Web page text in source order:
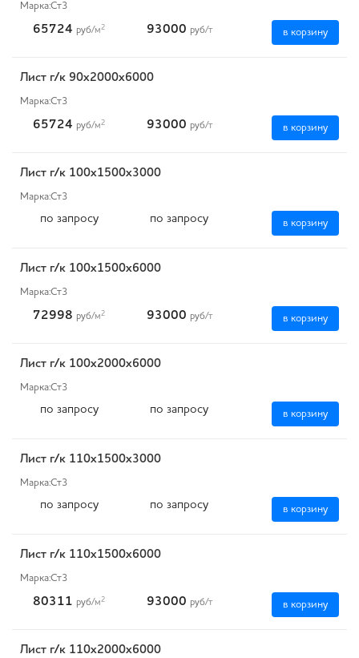
Марка:Ст3
65724 руб/м2 93000 руб/т в корзину
Лист г/к 90х2000х6000
Марка:Ст3
65724 руб/м2 93000 руб/т в корзину
Лист г/к 100х1500х3000
Марка:Ст3
по запросу по запросу в корзину
Лист г/к 100х1500х6000
Марка:Ст3
72998 руб/м2 93000 руб/т в корзину
Лист г/к 100х2000х6000
Марка:Ст3
по запросу по запросу в корзину
Лист г/к 110х1500х3000
Марка:Ст3
по запросу по запросу в корзину
Лист г/к 110х1500х6000
Марка:Ст3
80311 руб/м2 93000 руб/т в корзину
Лист г/к 110х2000х6000